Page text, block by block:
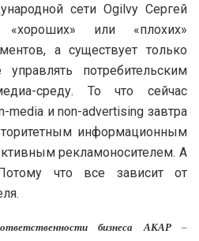
сети Ogilvy Сергей
или «плохих»
а существует только
потребительским
среду. То что сейчас
media и non-advertising завтра
информационным
рекламоносителем. А
что все зависит от
бизнеса АКАР–